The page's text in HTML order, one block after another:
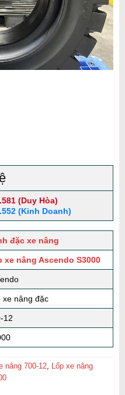
(Duy Hòa)
(Kinh Doanh)
đặc xe nâng
xe nâng Ascendo S3000
xe nâng đặc
12
nâng 700-12, Lốp xe nâng